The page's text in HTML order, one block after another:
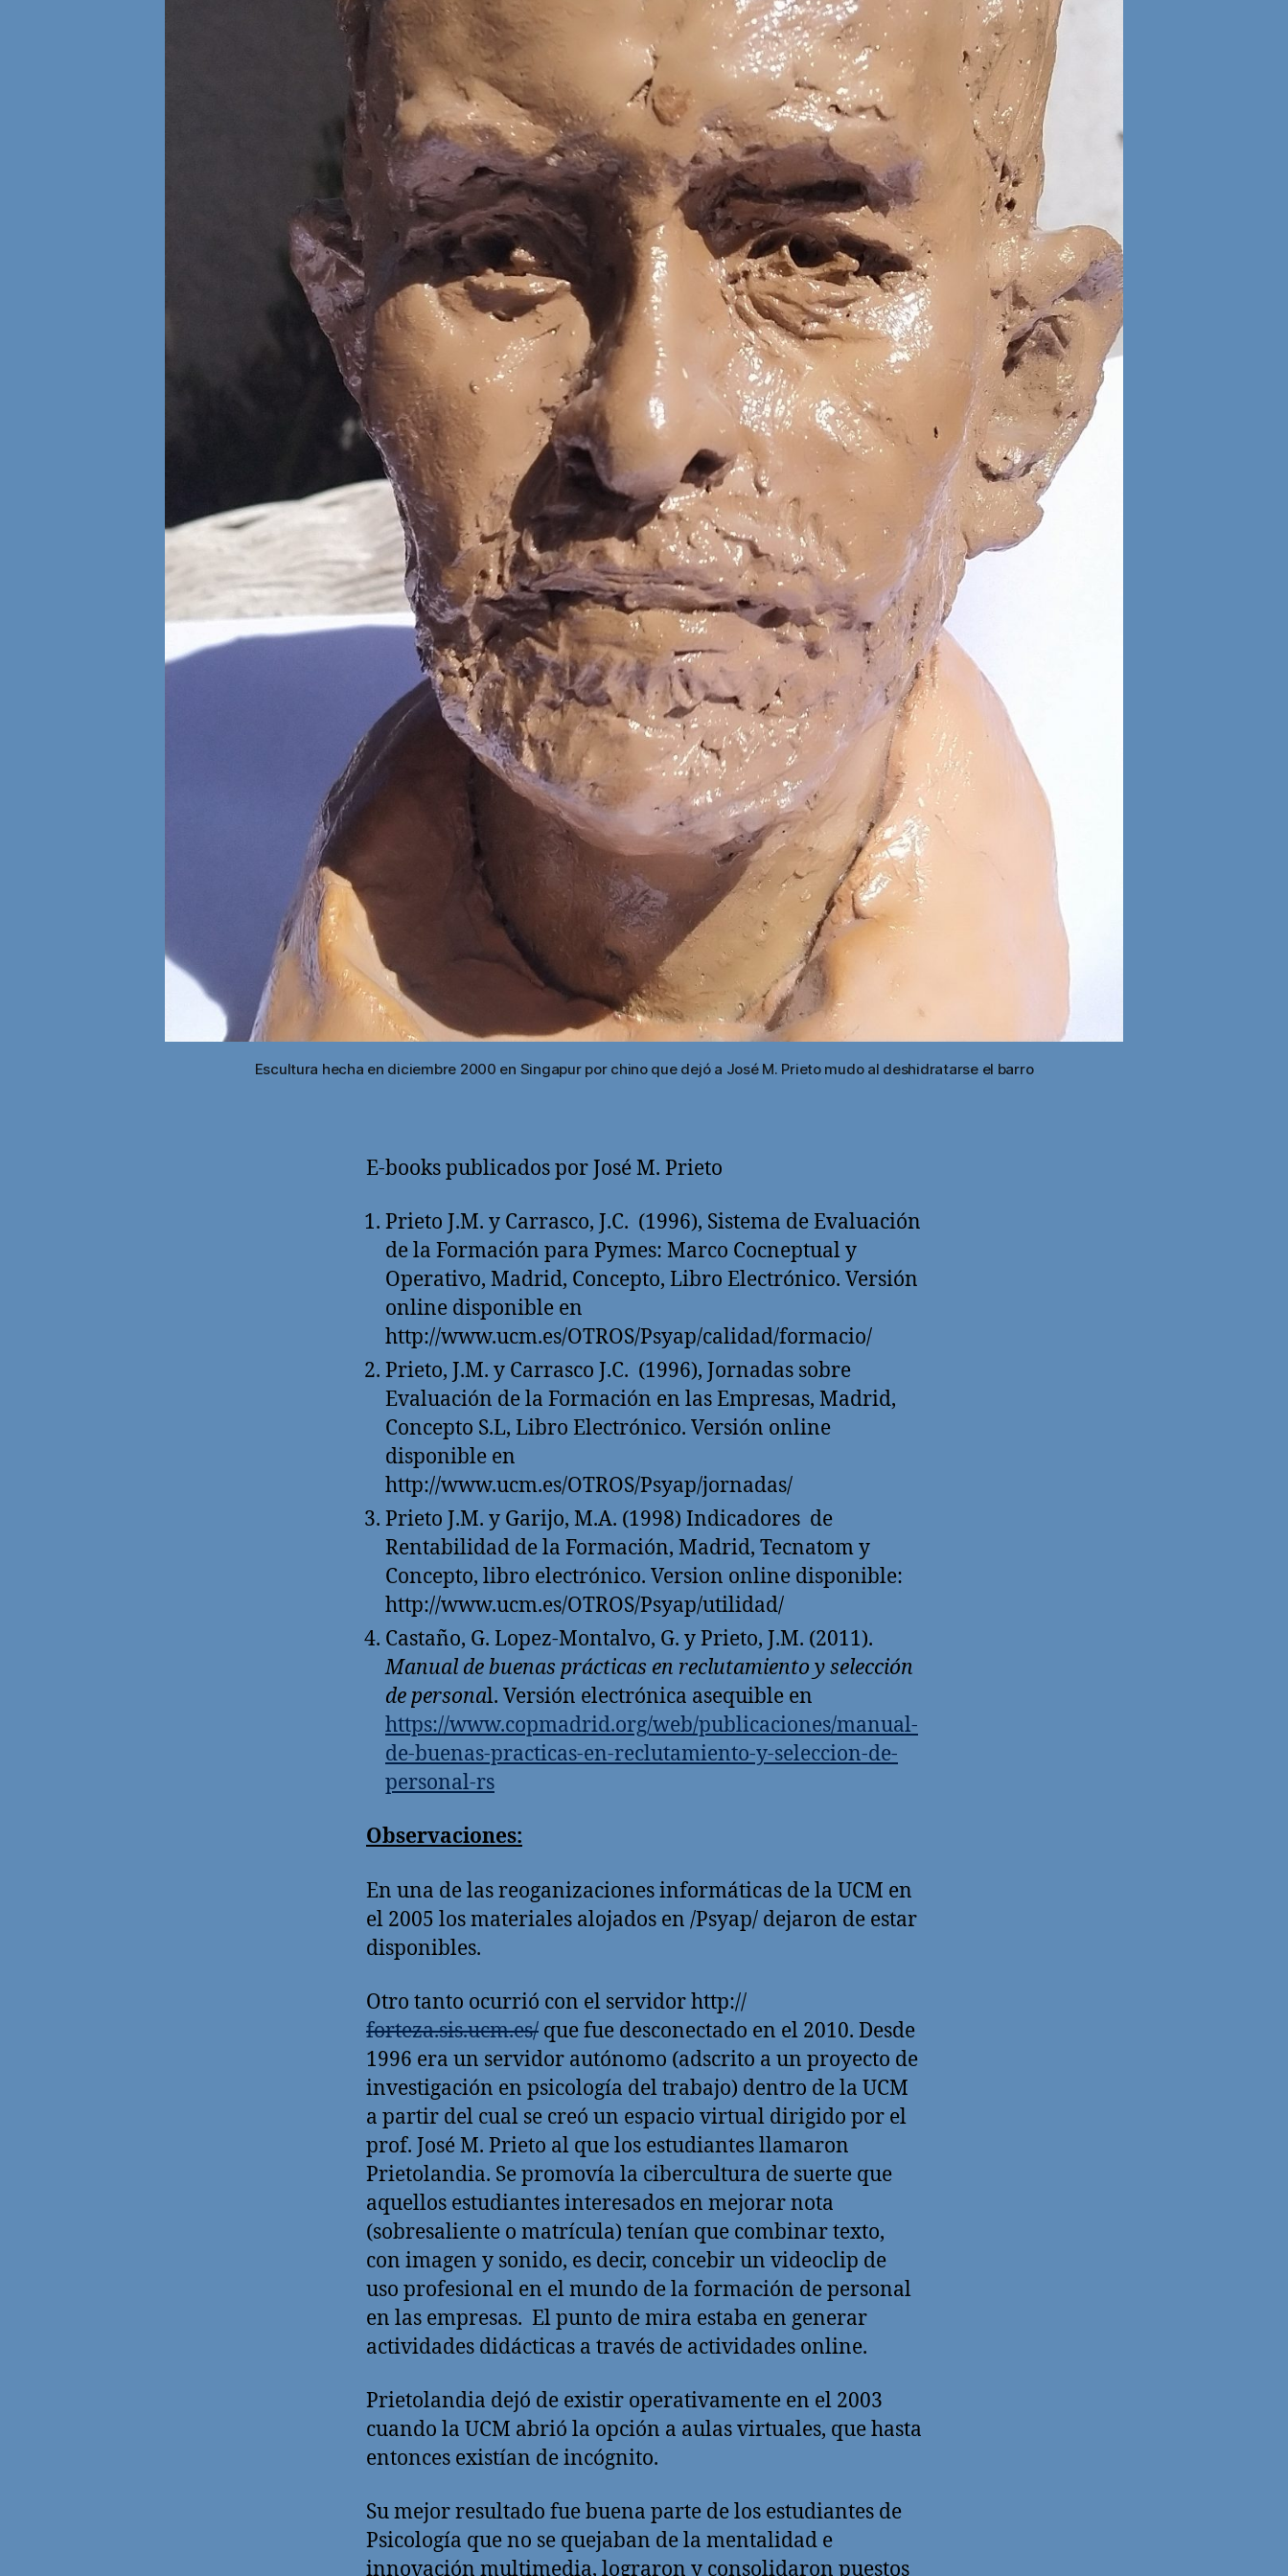
Escultura hecha en diciembre 2000 en Singapur por chino que dejó a José M. Prieto mudo al deshidratarse el barro
E-books publicados por José M. Prieto
Prieto J.M. y Carrasco, J.C. (1996), Sistema de Evaluación
de la Formación para Pymes: Marco Cocneptual y
Operativo, Madrid, Concepto, Libro Electrónico. Versión
online disponible en
http://www.ucm.es/OTROS/Psyap/calidad/formacio/
Prieto, J.M. y Carrasco J.C. (1996), Jornadas sobre
Evaluación de la Formación en las Empresas, Madrid,
Concepto S.L, Libro Electrónico. Versión online
disponible en
http://www.ucm.es/OTROS/Psyap/jornadas/
Prieto J.M. y Garijo, M.A. (1998) Indicadores de
Rentabilidad de la Formación, Madrid, Tecnatom y
Concepto, libro electrónico. Version online disponible:
http://www.ucm.es/OTROS/Psyap/utilidad/
Castaño, G. Lopez-Montalvo, G. y Prieto, J.M. (2011).
Manual de buenas prácticas en reclutamiento y selección
de personal. Versión electrónica asequible en
https://www.copmadrid.org/web/publicaciones/manual-
de-buenas-practicas-en-reclutamiento-y-seleccion-de-
personal-rs
Observaciones:
En una de las reoganizaciones informáticas de la UCM en
el 2005 los materiales alojados en /Psyap/ dejaron de estar
disponibles.
Otro tanto ocurrió con el servidor http://
forteza.sis.ucm.es/ que fue desconectado en el 2010. Desde
1996 era un servidor autónomo (adscrito a un proyecto de
investigación en psicología del trabajo) dentro de la UCM
a partir del cual se creó un espacio virtual dirigido por el
prof. José M. Prieto al que los estudiantes llamaron
Prietolandia. Se promovía la cibercultura de suerte que
aquellos estudiantes interesados en mejorar nota
(sobresaliente o matrícula) tenían que combinar texto,
con imagen y sonido, es decir, concebir un videoclip de
uso profesional en el mundo de la formación de personal
en las empresas. El punto de mira estaba en generar
actividades didácticas a través de actividades online.
Prietolandia dejó de existir operativamente en el 2003
cuando la UCM abrió la opción a aulas virtuales, que hasta
entonces existían de incógnito.
Su mejor resultado fue buena parte de los estudiantes de
Psicología que no se quejaban de la mentalidad e
innovación multimedia, lograron y consolidaron puestos